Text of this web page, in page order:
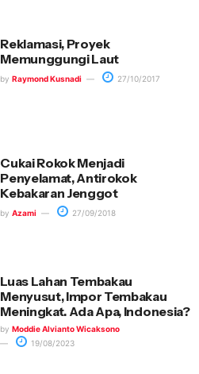
Reklamasi, Proyek
Memunggungi Laut
by Raymond Kusnadi 27/10/2017
Cukai Rokok Menjadi
Penyelamat, Antirokok
Kebakaran Jenggot
by Azami 27/09/2018
Luas Lahan Tembakau
Menyusut, Impor Tembakau
Meningkat. Ada Apa, Indonesia?
by Moddie Alvianto Wicaksono
19/08/2023